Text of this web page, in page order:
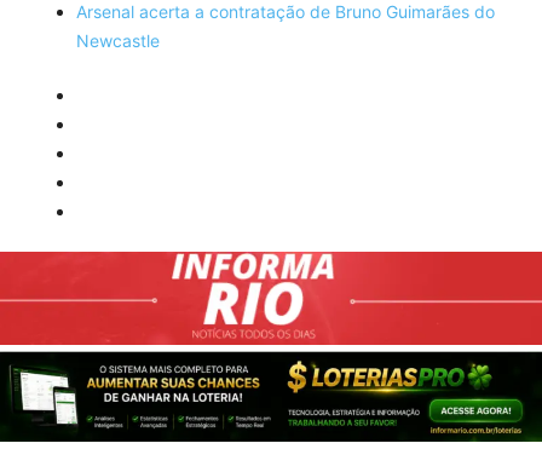
Arsenal acerta a contratação de Bruno Guimarães do
Newcastle